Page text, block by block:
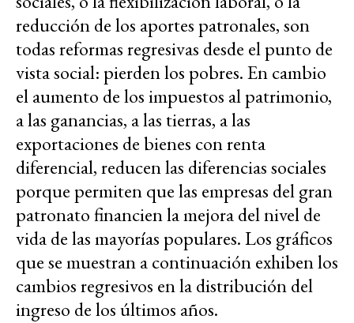
reducción de los aportes patronales, son
todas reformas regresivas desde el punto de
vista social: pierden los pobres. En cambio
el aumento de los impuestos al patrimonio,
a las ganancias, a las tierras, a las
exportaciones de bienes con renta
diferencial, reducen las diferencias sociales
porque permiten que las empresas del gran
patronato financien la mejora del nivel de
vida de las mayorías populares. Los gráficos
que se muestran a continuación exhiben los
cambios regresivos en la distribución del
ingreso de los últimos años.